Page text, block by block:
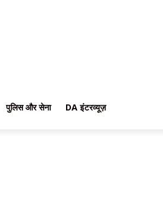
पुलिस और सेना DA इंटरव्यूज़